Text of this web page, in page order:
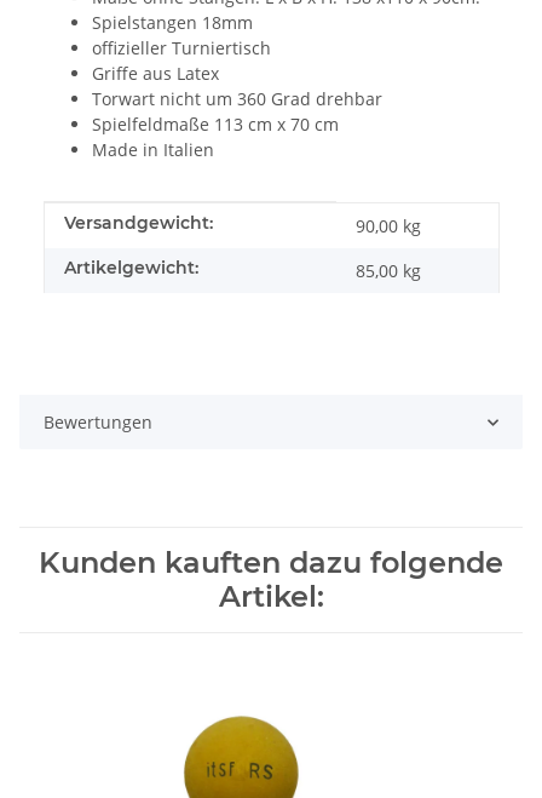
Spielstangen 18mm
offizieller Turniertisch
Griffe aus Latex
Torwart nicht um 360 Grad drehbar
Spielfeldmaße 113 cm x 70 cm
Made in Italien
Produkteigenschaft
Wert
Versandgewicht: 90,00 kg
Artikelgewicht: 85,00 kg
Bewertungen
Kunden kauften dazu folgende
Artikel: